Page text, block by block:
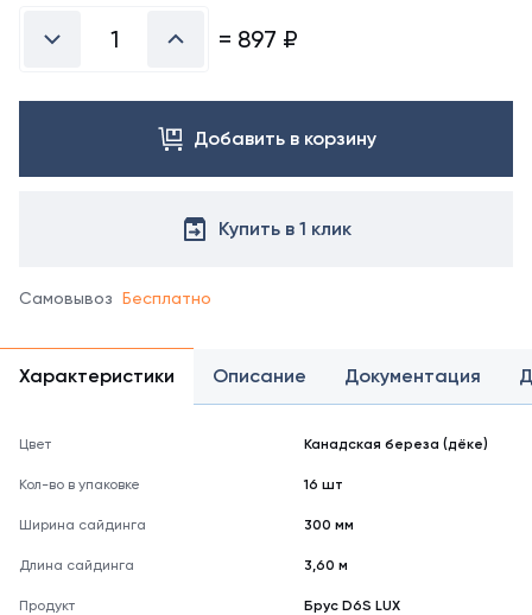
= 897 ₽
Добавить в корзину
Купить в 1 клик
Самовывоз Бесплатно
Характеристики Описание Документация
Цвет Канадская береза (дёке)
Кол-во в упаковке 16 шт
Ширина сайдинга 300 мм
Длина сайдинга 3,60 м
Продукт Брус D6S LUX